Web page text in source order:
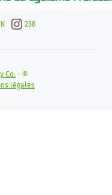
238
Co. - ©
légales